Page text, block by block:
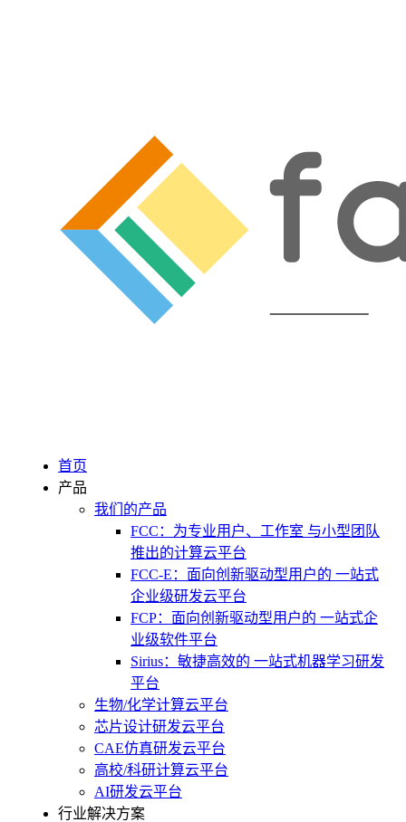
首页
产品
我们的产品
FCC：为专业用户、工作室 与小型团队
推出的计算云平台
FCC-E：面向创新驱动型用户的 一站式
企业级研发云平台
FCP：面向创新驱动型用户的 一站式企
业级软件平台
Sirius：敏捷高效的 一站式机器学习研发
平台
生物/化学计算云平台
芯片设计研发云平台
CAE仿真研发云平台
高校/科研计算云平台
AI研发云平台
行业解决方案